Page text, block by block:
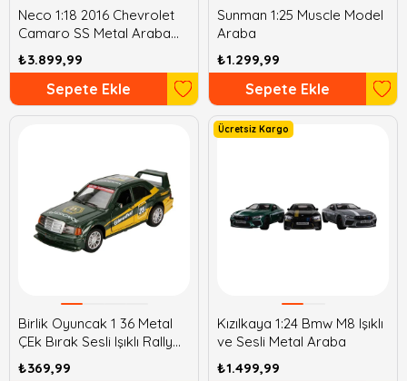
Neco 1:18 2016 Chevrolet
Camaro SS Metal Araba
Maisto
₺3.899,99
Sepete Ekle
Sunman 1:25 Muscle Model
Araba
₺1.299,99
Sepete Ekle
Birlik Oyuncak 1 36 Metal
ÇEk Bırak Sesli Işıklı Rally
Araba
₺369,99
Kızılkaya 1:24 Bmw M8 Işıklı
ve Sesli Metal Araba
₺1.499,99
Ücretsiz Kargo